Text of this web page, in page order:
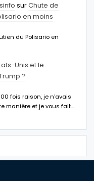
surChute de
en moins
du Polisario en
Unis et le
?
fois raison, je n'avais
manière et je vous fait…